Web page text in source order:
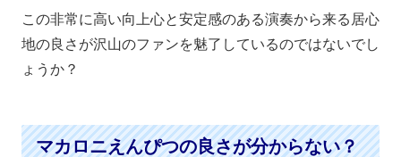
この非常に高い向上心と安定感のある演奏から来る居心
地の良さが沢山のファンを魅了しているのではないでし
ょうか？
マカロニえんぴつの良さが分からない？